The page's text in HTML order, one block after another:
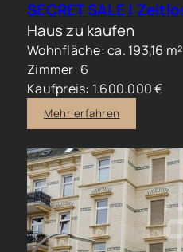
Haus zu kaufen
Wohnfläche: ca. 193,16 m²
Zimmer: 6
Kaufpreis: 1.600.000 €
Mehr erfahren